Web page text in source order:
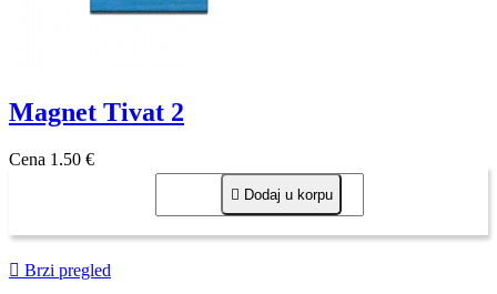
Magnet Tivat 2
Cena 1,50 €
 Dodaj u korpu
 Brzi pregled